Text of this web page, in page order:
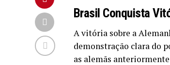
Brasil Conquista
A vitória sobre a
demonstração clara do
as alemãs